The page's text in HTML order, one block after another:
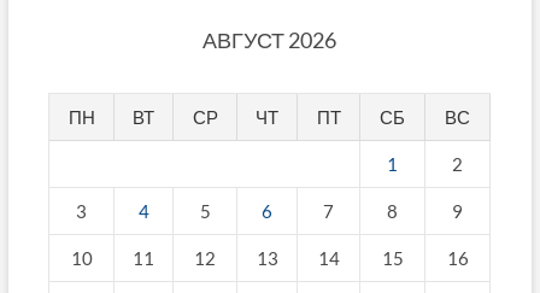
АВГУСТ 2026
ПН ВТ СР ЧТ ПТ СБ ВС
1 2
3 4 5 6 7 8 9
10 11 12 13 14 15 16